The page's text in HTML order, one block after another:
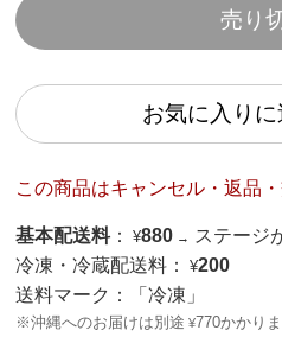
売り
お気に入りに
この商品はキャンセル・返品
基本配送料 ： ¥880 → ステージ
冷凍・冷蔵配送料：
¥200
送料マーク：
「冷凍」
※沖縄へのお届けは別途 ¥770かかり